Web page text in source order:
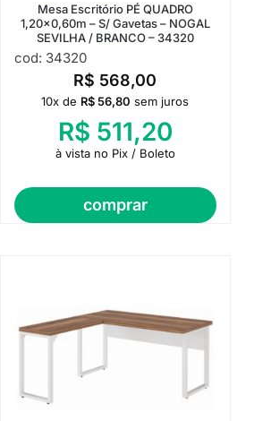
Mesa Escritório PÉ QUADRO
1,20×0,60m – S/ Gavetas – NOGAL
SEVILHA / BRANCO – 34320
cod: 34320
R$ 568,00
comprar
10x de R$56,80 sem juros
R$ 511,20
à vista no Pix / Boleto